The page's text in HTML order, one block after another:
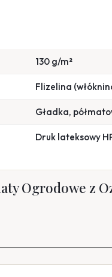
130 g/m²
Flizelina
Gładka,
Druk lateksowy
Ogrodowe z